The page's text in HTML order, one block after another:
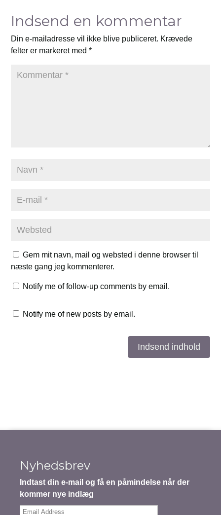
Indsend en kommentar
Din e-mailadresse vil ikke blive publiceret. Krævede
felter er markeret med*
Gem mit navn, mail og websted i denne browser til
næste gang jeg kommenterer.
Notify me of follow-up comments by email.
Notify me of new posts by email.
Indsend indhold
Nyhedsbrev
Indtast din e-mail og få en påmindelse når der
kommer nye indlæg
Email